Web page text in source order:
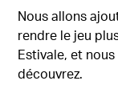
Nous allons
rendre le jeu
Estivale, et
découvrez.